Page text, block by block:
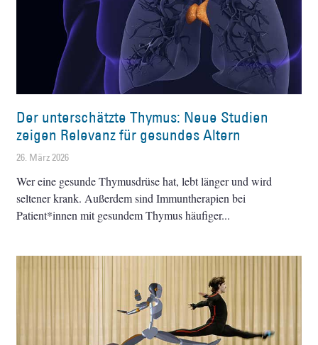
Der unterschätzte Thymus: Neue Studien
zeigen Relevanz für gesundes Altern
26. März 2026
Wer eine gesunde Thymusdrüse hat, lebt länger und wird
seltener krank. Außerdem sind Immuntherapien bei
Patient*innen mit gesundem Thymus häufiger